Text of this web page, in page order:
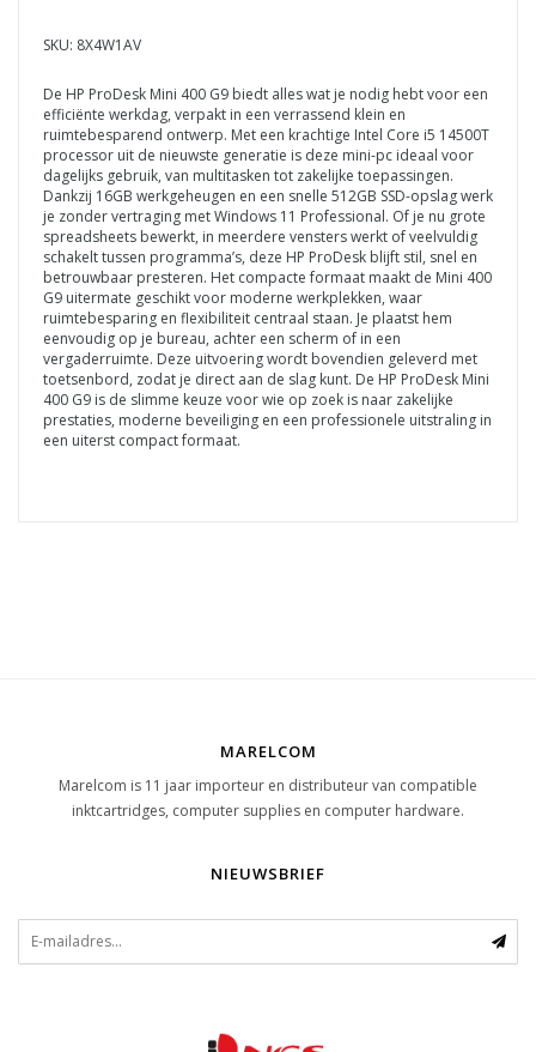
SKU: 8X4W1AV
De HP ProDesk Mini 400 G9 biedt alles wat je nodig hebt voor een
efficiënte werkdag, verpakt in een verrassend klein en
ruimtebesparend ontwerp. Met een krachtige Intel Core i5 14500T
processor uit de nieuwste generatie is deze mini-pc ideaal voor
dagelijks gebruik, van multitasken tot zakelijke toepassingen.
Dankzij 16GB werkgeheugen en een snelle 512GB SSD-opslag werk
je zonder vertraging met Windows 11 Professional. Of je nu grote
spreadsheets bewerkt, in meerdere vensters werkt of veelvuldig
schakelt tussen programma’s, deze HP ProDesk blijft stil, snel en
betrouwbaar presteren. Het compacte formaat maakt de Mini 400
G9 uitermate geschikt voor moderne werkplekken, waar
ruimtebesparing en flexibiliteit centraal staan. Je plaatst hem
eenvoudig op je bureau, achter een scherm of in een
vergaderruimte. Deze uitvoering wordt bovendien geleverd met
toetsenbord, zodat je direct aan de slag kunt. De HP ProDesk Mini
400 G9 is de slimme keuze voor wie op zoek is naar zakelijke
prestaties, moderne beveiliging en een professionele uitstraling in
een uiterst compact formaat.
MARELCOM
Marelcom is 11 jaar importeur en distributeur van compatible
inktcartridges, computer supplies en computer hardware.
NIEUWSBRIEF